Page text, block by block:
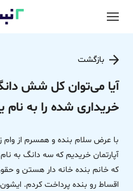
بازگشت
آیا می‌توان کل شش
خریداری شده را به نام
با عرض سلام بنده و همسرم از
آپارتمان خریدیم که سه دانگ به
که خانم بنده خانه دار هستن و
اقساط رو بنده پرداخت کردم.